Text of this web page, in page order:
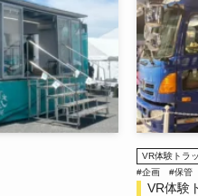
ショールー
#企画
#製作
飲料メ